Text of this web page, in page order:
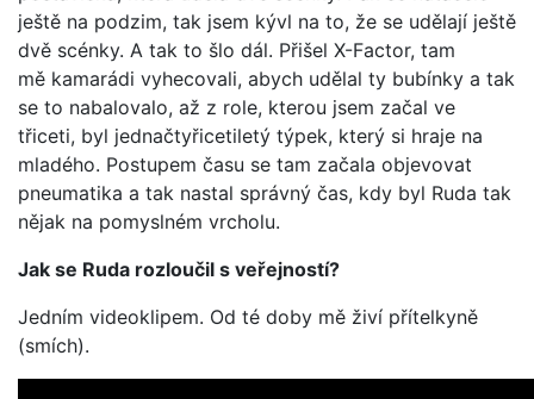
ještě na podzim, tak jsem kývl na to, že se udělají ještě
dvě scénky. A tak to šlo dál. Přišel X-Factor, tam
mě kamarádi vyhecovali, abych udělal ty bubínky a tak
se to nabalovalo, až z role, kterou jsem začal ve
třiceti, byl jednačtyřicetiletý týpek, který si hraje na
mladého. Postupem času se tam začala objevovat
pneumatika a tak nastal správný čas, kdy byl Ruda tak
nějak na pomyslném vrcholu.
Jak se Ruda rozloučil s veřejností?
Jedním videoklipem. Od té doby mě živí přítelkyně
(smích).